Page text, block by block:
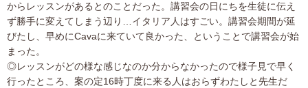
からレッスンがあるとのことだった。講習会の日にちを生徒に伝え
ず勝手に変えてしまう辺り…イタリア人はすごい。講習会期間が延
びたし、早めにCavaに来ていて良かった、ということで講習会が始
まった。
◎レッスンがどの様な感じなのか分からなかったので様子見で早く
行ったところ、案の定16時丁度に来る人はおらずわたしと先生だ